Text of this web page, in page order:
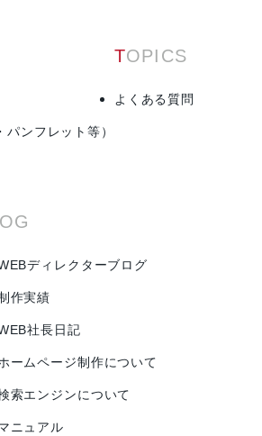
ンフレット等）
TOPICS
よくある質問
ディレクターブログ
作実績
社長日記
ームページ制作について
索エンジンについて
ニュアル